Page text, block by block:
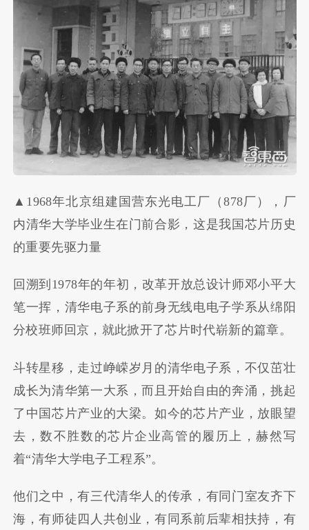
▲1968年北京组建国营东光电工厂（878厂），厂
内清华大学毕业生在门前合影，这是我国芯片历史
的重要先驱力量
回溯到1978年的年初，改革开放总设计师邓小平大
笔一挥，清华电子系的前身无线电电子学系从绵阳
分校班师回京，就此掀开了芯片时代崭新的篇章。
斗转星移，走过峥嵘岁月的清华电子系，不仅茁壮
成长为清华第一大系，而且开始自由的奔涌，挑起
了中国芯片产业的大梁。如今的芯片产业，放眼望
去，数不胜数的芯片企业高管的履历上，赫然写
着“清华大学电子工程系”。
他们之中，有三代清华人的传承，有同门室友齐下
海，有师徒四人共创业，有同系前后辈相扶持，有